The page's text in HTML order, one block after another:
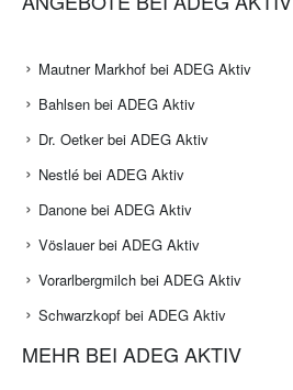
Mautner Markhof bei ADEG Aktiv
Bahlsen bei ADEG Aktiv
Dr. Oetker bei ADEG Aktiv
Nestlé bei ADEG Aktiv
Danone bei ADEG Aktiv
Vöslauer bei ADEG Aktiv
Vorarlbergmilch bei ADEG Aktiv
Schwarzkopf bei ADEG Aktiv
MEHR BEI ADEG AKTIV